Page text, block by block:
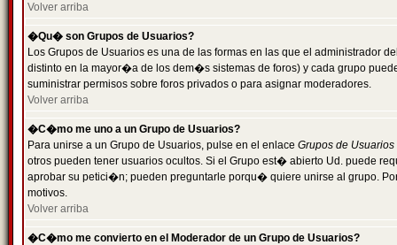
Volver arriba
�Qu� son Grupos de Usuarios?
Los Grupos de Usuarios es una de las formas en las que el administrador
distinto en la mayor�a de los dem�s sistemas de foros) y cada grupo
suministrar permisos sobre foros privados o para asignar moderadores.
Volver arriba
�C�mo me uno a un Grupo de Usuarios?
Para unirse a un Grupo de Usuarios, pulse en el enlace Grupos de Usuarios
otros pueden tener usuarios ocultos. Si el Grupo est� abierto Ud. puede
aprobar su petici�n; pueden preguntarle porqu� quiere unirse al grupo.
motivos.
Volver arriba
�C�mo me convierto en el Moderador de un Grupo de Usuarios?